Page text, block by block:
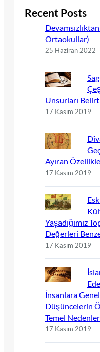
Recent Posts
Ortaokullar)
25 Haziran 2022
Unsurları
17 Kasım 2019
Ayıran
17 Kasım 2019
Yaşadığımız
Değerleri
17 Kasım 2019
İnsanlara
Düşüncelerin
Temel
17 Kasım 2019